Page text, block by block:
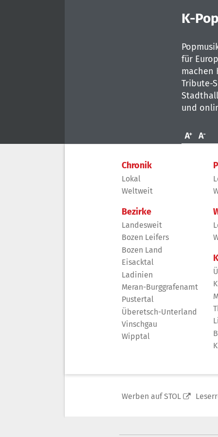
K-
für
machen
Tribute-
und
Chronik
Lokal
Weltweit
Bezirke
Landesweit
Bozen Leifers
Bozen Land
Eisacktal
Ladinien
Meran-Burggrafenamt
Pustertal
Überetsch-Unterland
Vinschgau
Wipptal
Werben auf STOL